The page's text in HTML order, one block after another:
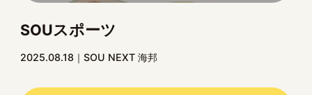
SOUスポーツ
2025.08.18 SOU NEXT 海邦